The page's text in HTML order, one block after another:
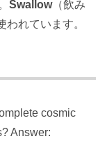
Swallow（飲み
れています。
cosmic
Answer: